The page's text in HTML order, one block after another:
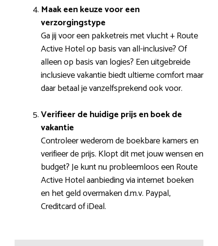
Maak een keuze voor een
verzorgingstype
Ga jij voor een pakketreis met vlucht + Route
Active Hotel op basis van all-inclusive? Of
alleen op basis van logies? Een uitgebreide
inclusieve vakantie biedt ultieme comfort maar
daar betaal je vanzelfsprekend ook voor.
Verifieer de huidige prijs en boek de
vakantie
Controleer wederom de boekbare kamers en
verifieer de prijs. Klopt dit met jouw wensen en
budget? Je kunt nu probleemloos een Route
Active Hotel aanbieding via internet boeken
en het geld overmaken d.m.v. Paypal,
Creditcard of iDeal.